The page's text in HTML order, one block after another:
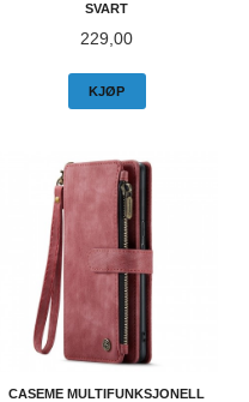
SVART
Pris
229,00
KJØP
CASEME MULTIFUNKSJONELL